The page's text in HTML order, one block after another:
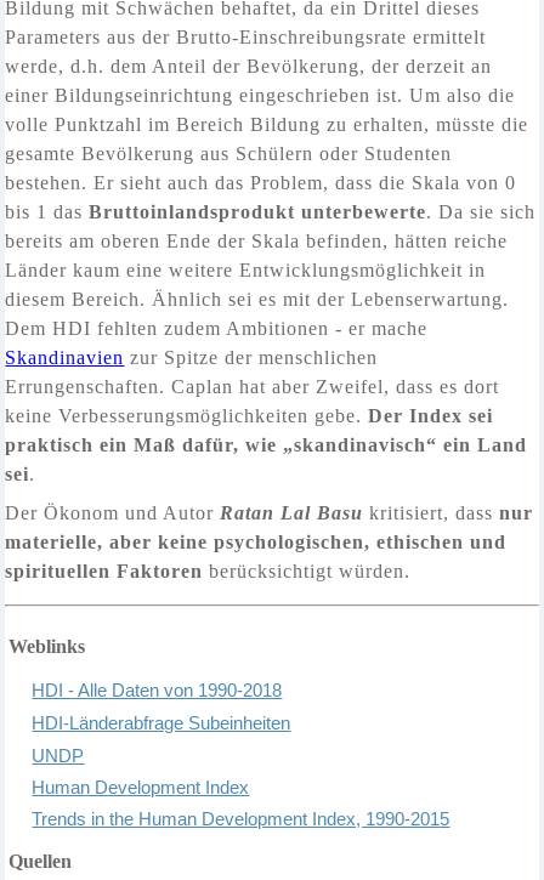
Bildung mit Schwächen behaftet, da ein Drittel dieses
Parameters aus der Brutto-Einschreibungsrate ermittelt
werde, d.h. dem Anteil der Bevölkerung, der derzeit an
einer Bildungseinrichtung eingeschrieben ist. Um also die
volle Punktzahl im Bereich Bildung zu erhalten, müsste die
gesamte Bevölkerung aus Schülern oder Studenten
bestehen. Er sieht auch das Problem, dass die Skala von 0
bis 1 dasBruttoinlandsprodukt unterbewerte. Da sie sich
bereits am oberen Ende der Skala befinden, hätten reiche
Länder kaum eine weitere Entwicklungsmöglichkeit in
diesem Bereich. Ähnlich sei es mit der Lebenserwartung.
Dem HDI fehlten zudem Ambitionen - er mache
Skandinavien zur Spitze der menschlichen
Errungenschaften. Caplan hat aber Zweifel, dass es dort
keine Verbesserungsmöglichkeiten gebe.Der Index sei
praktisch ein Maß dafür, wie „skandinavisch“ ein Land
sei.
Der Ökonom und Autor Ratan Lal Basu kritisiert, dassnur
materielle, aber keine psychologischen, ethischen und
spirituellen Faktoren berücksichtigt würden.
Weblinks
HDI - Alle Daten von 1990-2018
HDI-Länderabfrage Subeinheiten
UNDP
Human Development Index
Trends in the Human Development Index, 1990-2015
Quellen